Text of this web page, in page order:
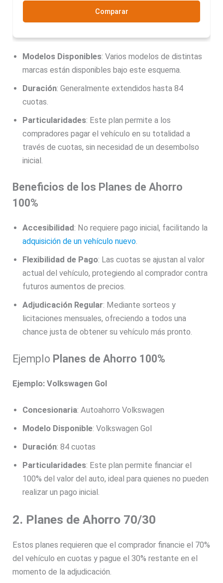
Comparar
Modelos Disponibles: Varios modelos de distintas
marcas están disponibles bajo este esquema.
Duración: Generalmente extendidos hasta 84
cuotas.
Particularidades: Este plan permite a los
compradores pagar el vehículo en su totalidad a
través de cuotas, sin necesidad de un desembolso
inicial.
Beneficios de los Planes de Ahorro
100%
Accesibilidad: No requiere pago inicial, facilitando la
adquisición de un vehículo nuevo.
Flexibilidad de Pago: Las cuotas se ajustan al valor
actual del vehículo, protegiendo al comprador contra
futuros aumentos de precios.
Adjudicación Regular: Mediante sorteos y
licitaciones mensuales, ofreciendo a todos una
chance justa de obtener su vehículo más pronto.
Ejemplo Planes de Ahorro 100%
Ejemplo: Volkswagen Gol
Concesionaria: Autoahorro Volkswagen
Modelo Disponible: Volkswagen Gol
Duración: 84 cuotas
Particularidades: Este plan permite financiar el
100% del valor del auto, ideal para quienes no pueden
realizar un pago inicial.
2. Planes de Ahorro 70/30
Estos planes requieren que el comprador financie el 70%
del vehículo en cuotas y pague el 30% restante en el
momento de la adjudicación.